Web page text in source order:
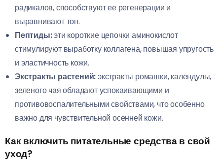
радикалов, способствуют ее регенерации и
выравнивают тон.
Пептиды:эти короткие цепочки аминокислот
стимулируют выработку коллагена, повышая упругость
и эластичность кожи.
Экстракты растений:экстракты ромашки, календулы,
зеленого чая обладают успокаивающими и
противовоспалительными свойствами, что особенно
важно для чувствительной осенней кожи.
Как включить питательные средства в свой
уход?